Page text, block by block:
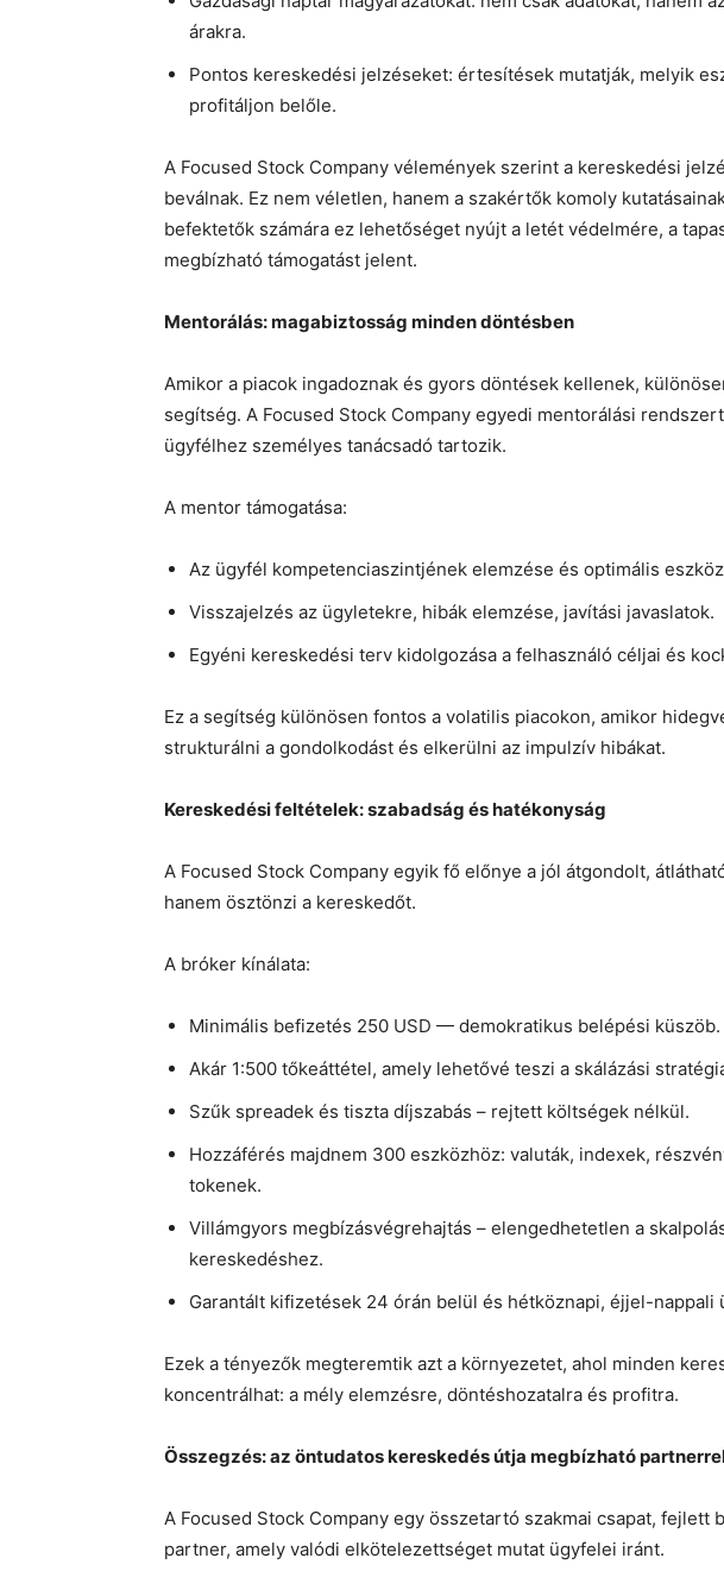
árakra.
Pontos kereskedési jelzéseket: értesítések mutatják, melyik
profitáljon belőle.
A Focused Stock Company vélemények szerint a kereskedési
beválnak. Ez nem véletlen, hanem a szakértők komoly
befektetők számára ez lehetőséget nyújt a letét védelmére, a
megbízható támogatást jelent.
Mentorálás: magabiztosság minden döntésben
Amikor a piacok ingadoznak és gyors döntések kellenek,
segítség. A Focused Stock Company egyedi mentorálási
ügyfélhez személyes tanácsadó tartozik.
A mentor támogatása:
Az ügyfél kompetenciaszintjének elemzése és optimális
Visszajelzés az ügyletekre, hibák elemzése, javítási javaslatok.
Egyéni kereskedési terv kidolgozása a felhasználó céljai és
Ez a segítség különösen fontos a volatilis piacokon, amikor
strukturálni a gondolkodást és elkerülni az impulzív hibákat.
Kereskedési feltételek: szabadság és hatékonyság
A Focused Stock Company egyik fő előnye a jól átgondolt,
hanem ösztönzi a kereskedőt.
A bróker kínálata:
Minimális befizetés 250 USD — demokratikus belépési küszöb.
Akár 1:500 tőkeáttétel, amely lehetővé teszi a skálázási
Szűk spreadek és tiszta díjszabás – rejtett költségek nélkül.
Hozzáférés majdnem 300 eszközhöz: valuták, indexek,
tokenek.
Villámgyors megbízásvégrehajtás – elengedhetetlen a
kereskedéshez.
Garantált kifizetések 24 órán belül és hétköznapi, éjjel-nappali
Ezek a tényezők megteremtik azt a környezetet, ahol minden
koncentrálhat: a mély elemzésre, döntéshozatalra és profitra.
Összegzés: az öntudatos kereskedés útja megbízható
A Focused Stock Company egy összetartó szakmai csapat, fejlett
partner, amely valódi elkötelezettséget mutat ügyfelei iránt.